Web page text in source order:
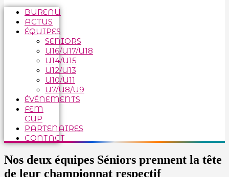
BUREAU
ACTUS
ÉQUIPES
SENIORS
U16/U17/U18
U14/U15
U12/U13
U10/U11
U7/U8/U9
ÉVÉNEMENTS
FEM
CUP
PARTENAIRES
CONTACT
Nos deux équipes Séniors prennent la tête
de leur championnat respectif